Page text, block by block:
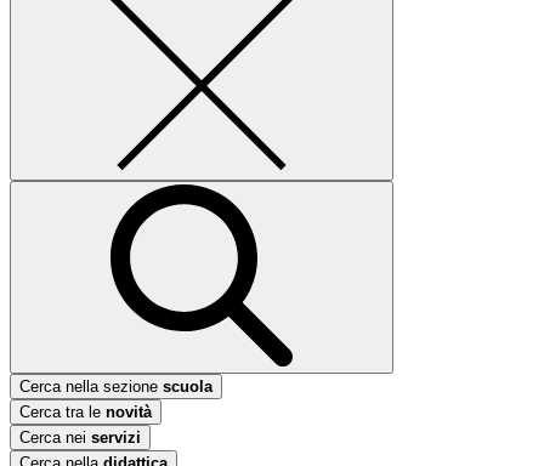
Cerca nella sezione scuola
Cerca tra le novità
Cerca nei servizi